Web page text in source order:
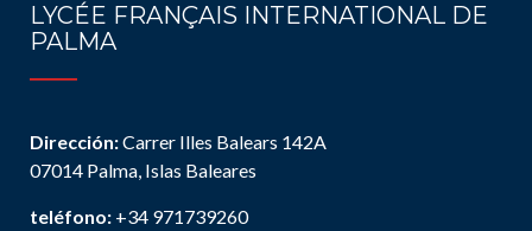
LYCÉE FRANÇAIS INTERNATIONAL DE
PALMA
Dirección:Carrer Illes Balears 142A
07014 Palma, Islas Baleares
teléfono: +34 971739260